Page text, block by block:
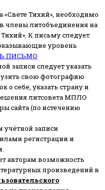
Тихий», необходимо
члены литобъединения на
К письму следует
уровень
ПИСЬМО
записи следует указать
свою фотографию
о себе, указать страну и
литсовета МПЛО
сайта (по истечению
учётной записи
регистрации и
авторам возможность
произведений в